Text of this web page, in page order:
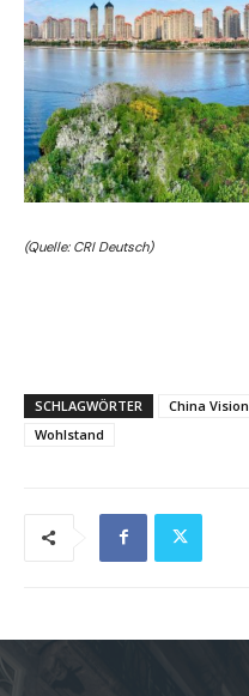
(Quelle: CRI Deutsch)
SCHLAGWÖRTER China Vision
Wohlstand